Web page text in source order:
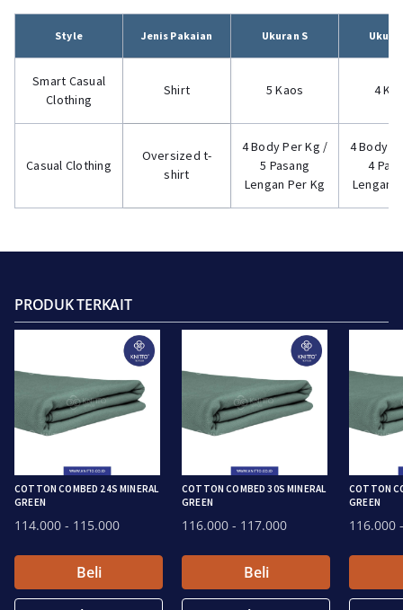
Style Jenis Pakaian Ukuran S
Smart Casual
Clothing
Shirt 5 Kaos 4
Casual Clothing
Oversized t-
shirt
4 Body Per Kg /
5 Pasang
Lengan Per Kg
4 Body
4
Lengan
PRODUK TERKAIT
COTTON COMBED 24S MINERAL
GREEN
114.000 - 115.000
Beli
COTTON COMBED 30S MINERAL
GREEN
116.000 - 117.000
Beli
COTTON
GREEN
116.000